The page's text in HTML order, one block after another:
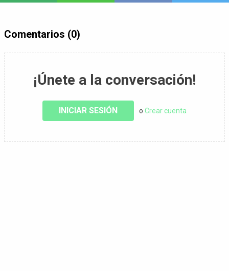
Comentarios (0)
¡Únete a la conversación!
INICIAR SESIÓN o Crear cuenta